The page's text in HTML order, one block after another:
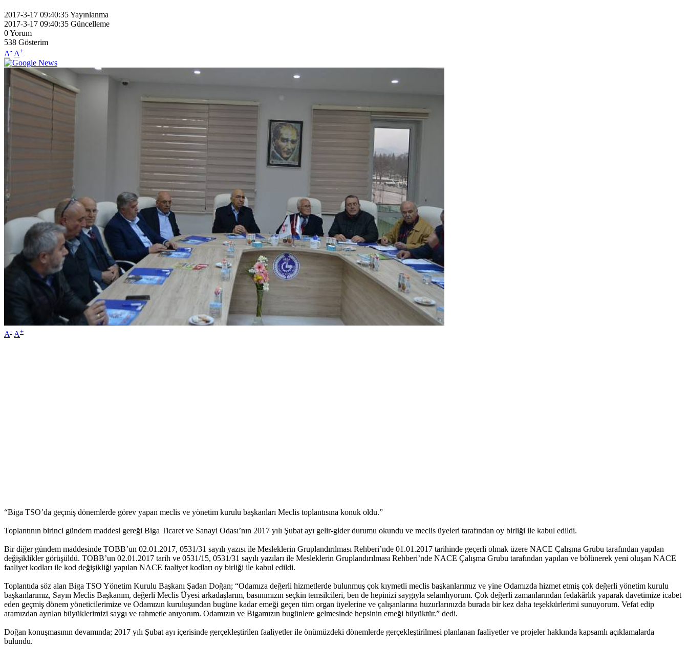
2017-3-17 09:40:35Yayınlanma
2017-3-17 09:40:35 Güncelleme
0Yorum
538 Gösterim
A- A+
A- A+
“Biga TSO’da geçmiş dönemlerde görev yapan meclis ve yönetim kurulu başkanları Meclis toplantısına konuk oldu.”
Toplantının birinci gündem maddesi gereği Biga Ticaret ve Sanayi Odası’nın 2017 yılı Şubat ayı gelir-gider durumu okundu ve meclis üyeleri tarafından oy birliği ile kabul edildi.
Bir diğer gündem maddesinde TOBB’un 02.01.2017, 0531/31 sayılı yazısı ile Mesleklerin Gruplandırılması Rehberi’nde 01.01.2017 tarihinde geçerli olmak üzere NACE Çalışma Grubu tarafından yapılan
değişiklikler görüşüldü. TOBB’un 02.01.2017 tarih ve 0531/15, 0531/31 sayılı yazıları ile Mesleklerin Gruplandırılması Rehberi’nde NACE Çalışma Grubu tarafından yapılan ve bölünerek yeni oluşan NACE
faaliyet kodları ile kod değişikliği yapılan NACE faaliyet kodları oy birliği ile kabul edildi.
Toplantıda söz alan Biga TSO Yönetim Kurulu Başkanı Şadan Doğan; “Odamıza değerli hizmetlerde bulunmuş çok kıymetli meclis başkanlarımız ve yine Odamızda hizmet etmiş çok değerli yönetim kurulu
başkanlarımız, Sayın Meclis Başkanım, değerli Meclis Üyesi arkadaşlarım, basınımızın seçkin temsilcileri, ben de hepinizi saygıyla selamlıyorum. Çok değerli zamanlarından fedakârlık yaparak davetimize icabet
eden geçmiş dönem yöneticilerimize ve Odamızın kuruluşundan bugüne kadar emeği geçen tüm organ üyelerine ve çalışanlarına huzurlarınızda burada bir kez daha teşekkürlerimi sunuyorum. Vefat edip
aramızdan ayrılan büyüklerimizi saygı ve rahmetle anıyorum. Odamızın ve Bigamızın bugünlere gelmesinde hepsinin emeği büyüktür.” dedi.
Doğan konuşmasının devamında; 2017 yılı Şubat ayı içerisinde gerçekleştirilen faaliyetler ile önümüzdeki dönemlerde gerçekleştirilmesi planlanan faaliyetler ve projeler hakkında kapsamlı açıklamalarda
bulundu.